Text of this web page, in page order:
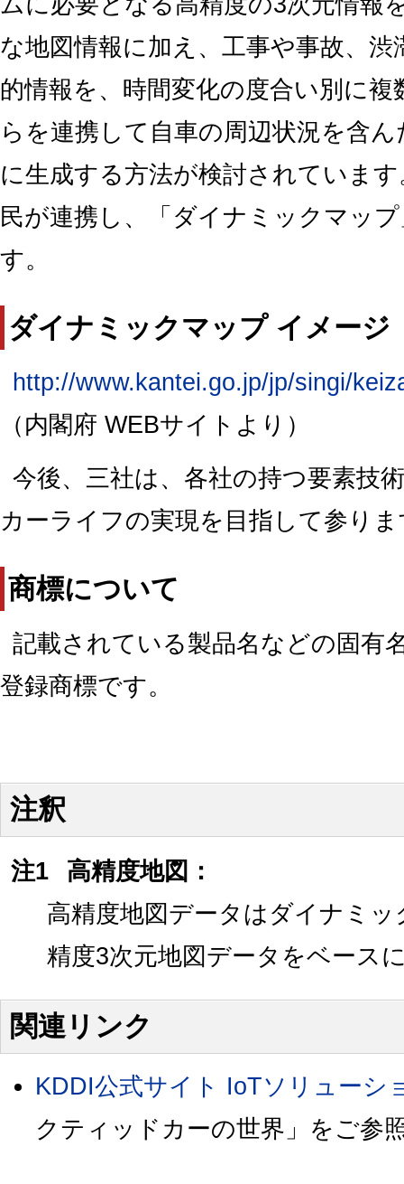
な地図情報に加え、工事や事故、
的情報を、時間変化の度合い別に
らを連携して自車の周辺状況を含
に生成する方法が検討されていま
民が連携し、「ダイナミックマッ
す。
ダイナミックマップ イメージ
http://www.kantei.go.jp/jp/singi/
（内閣府 WEBサイトより）
今後、三社は、各社の持つ要素技
カーライフの実現を目指して参り
商標について
記載されている製品名などの固有
登録商標です。
注釈
注1
高精度地図：
高精度地図データはダイナミ
精度3次元地図データをベース
関連リンク
KDDI公式サイト IoTソリューシ
クティッドカーの世界」をご参